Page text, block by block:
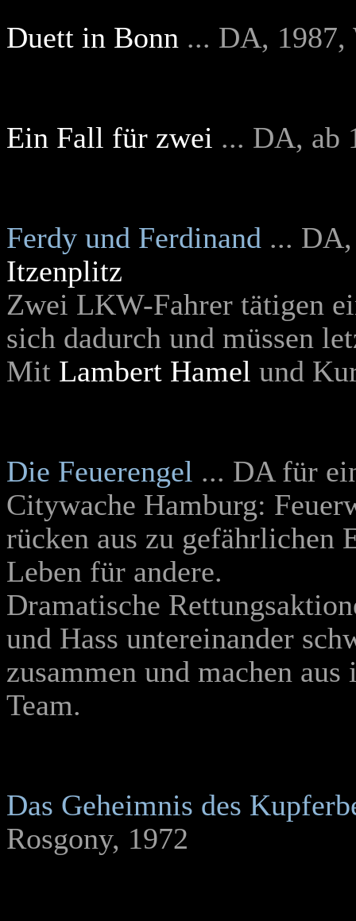
Duett in Bonn ... DA,
Ein Fall für zwei ... DA, ab
Ferdy und Ferdinand ...
Itzenplitz
Zwei LKW-Fahrer tätigen
sich dadurch und müssen
Mit Lambert Hamel und
Die Feuerengel ... DA für
Citywache Hamburg:
rücken aus zu gefährlichen
Leben für andere.
Dramatische
und Hass untereinander
zusammen und machen
Team.
Das Geheimnis des
Rosgony, 1972